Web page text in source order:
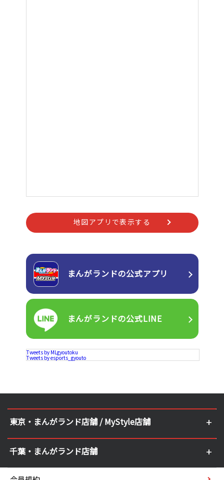
地図アプリで表示する
まんがランドの公式アプリ
まんがランドの公式LINE
Tweets by MLgyoutoku
Tweets by esports_gyouto
東京・まんがランド店舗 / MyStyle店舗
千葉・まんがランド店舗